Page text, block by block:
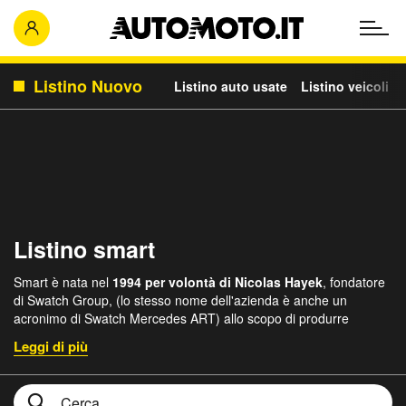
Listino Nuovo Listino auto usate Listino veicoli
Listino smart
Smart è nata nel 1994 per volontà di Nicolas Hayek, fondatore
di Swatch Group, (lo stesso nome dell'azienda è anche un
acronimo di Swatch Mercedes ART) allo scopo di produrre
preferibilmente elettrica. Le cose andarono diversamente, e
almeno fino al 2018 la produzione vide l'utilizzo di motori
endotermici, anche diesel, che equipaggiavano le
piccole Smart